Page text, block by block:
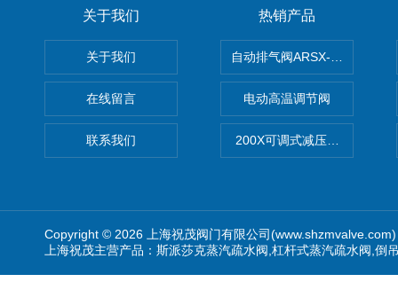
关于我们
关于我们
在线留言
联系我们
热销产品
自动排气阀ARSX-0015/
电动高温调节阀
200X可调式减压阀（减压稳
Copyright © 2026 上海祝茂阀门有限公司
上海祝茂主营产品：斯派莎克蒸汽疏水阀,杠杆式蒸汽疏水阀,倒